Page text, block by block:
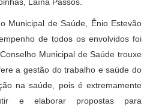
Municipal de Saúde, Ênio Estevão
de todos os envolvidos foi
Municipal de Saúde trouxe
a gestão do trabalho e saúde do
na saúde, pois é extremamente
e elaborar propostas para